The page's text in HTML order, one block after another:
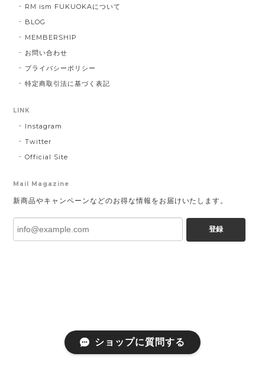
RM ism FUKUOKAについて
BLOG
MEMBERSHIP
お問い合わせ
プライバシーポリシー
特定商取引法に基づく表記
LINK
Instagram
Twitter
Official Site
Mail Magazine
新商品やキャンペーンなどのお得な情報をお届けいたします。
登録
ショップに質問する